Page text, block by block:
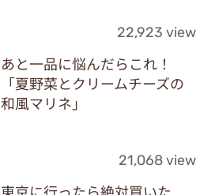
22,923 view
あと一品に悩んだらこれ！
「夏野菜とクリームチーズの
和風マリネ」
21,068 view